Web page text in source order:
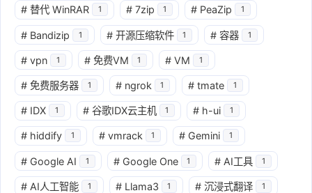
# 替代 WinRAR 1 # 7zip 1 # PeaZip 1
# Bandizip 1 # 开源压缩软件 1 # 容器 1
# vpn 1 # 免费VM 1 # VM 1
# 免费服务器 1 # ngrok 1 # tmate 1
# IDX 1 # 谷歌IDX云主机 1 # h-ui 1
# hiddify 1 # vmrack 1 # Gemini 1
# Google AI 1 # Google One 1 # AI工具 1
# AI人工智能 1 # Llama3 1 # 沉浸式翻译 1